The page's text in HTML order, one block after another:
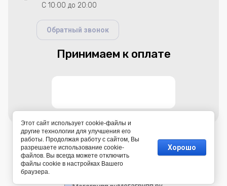
С 10:00 до 20:00
Обратный звонок
Принимаем к оплате
© 2026 Walson shop-интернет магазин
Этот сайт использует cookie-файлы и
другие технологии для улучшения его
работы. Продолжая работу с сайтом, Вы
разрешаете использование cookie-
файлов. Вы всегда можете отключить
файлы cookie в настройках Вашего
браузера.
Хорошо